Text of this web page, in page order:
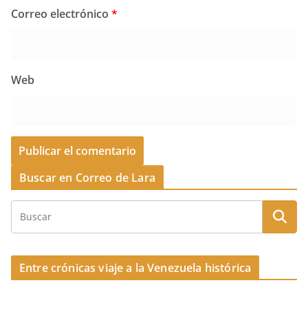
Correo electrónico *
Web
Buscar en Correo de Lara
Entre crónicas viaje a la Venezuela histórica